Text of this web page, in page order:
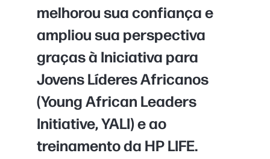
melhorou sua confiança e
ampliou sua perspectiva
graças à Iniciativa para
Jovens Líderes Africanos
(Young African Leaders
Initiative, YALI) e ao
treinamento da HP LIFE.